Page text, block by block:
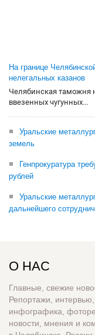
На границе
нелегальных казанов
Челябинская таможня
ввезенных чугунных...
Уральские
земель
Генпрокуратура
рублей
Уральские
дальнейшего
О НАС
Главные, свежие
Репортажи,
инфографика,
новости, мнения и